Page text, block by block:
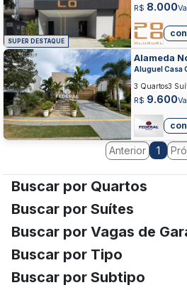
SUPER DESTAQUE
R$ 8.000
Alameda
Aluguel Casa
R$ 9.600
3 Quartos3
Anterior 1
Buscar por Quartos
Buscar por Suítes
Buscar por Vagas de
Buscar por Tipo
Buscar por Subtipo